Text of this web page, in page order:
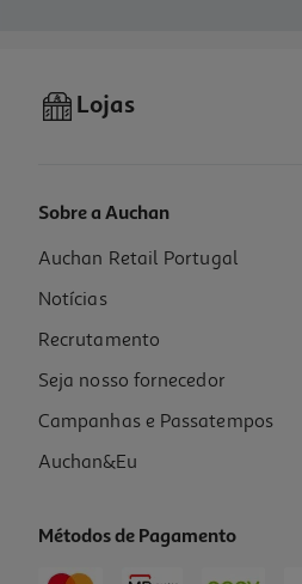
Lojas
Sobre a Auchan
Auchan Retail Portugal
Notícias
Recrutamento
Seja nosso fornecedor
Campanhas e Passatempos
Auchan&Eu
Métodos de Pagamento